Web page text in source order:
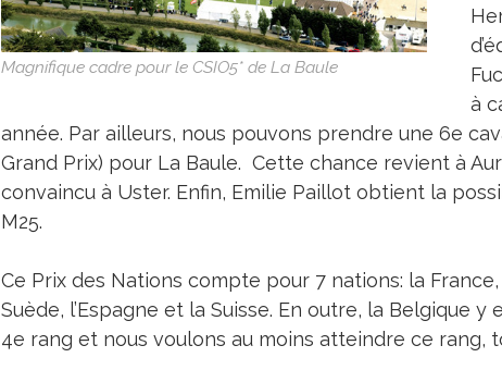
Magnifique cadre pour le CSIO5* de La Baule
à
année. Par ailleurs, nous pouvons prendre une 6e
Grand Prix) pour La Baule. Cette chance revient à
convaincu à Uster. Enfin, Emilie Paillot obtient la
M25.
Ce Prix des Nations compte pour 7 nations: la France,
Suède, l’Espagne et la Suisse. En outre, la Belgique y
4e rang et nous voulons au moins atteindre ce rang,